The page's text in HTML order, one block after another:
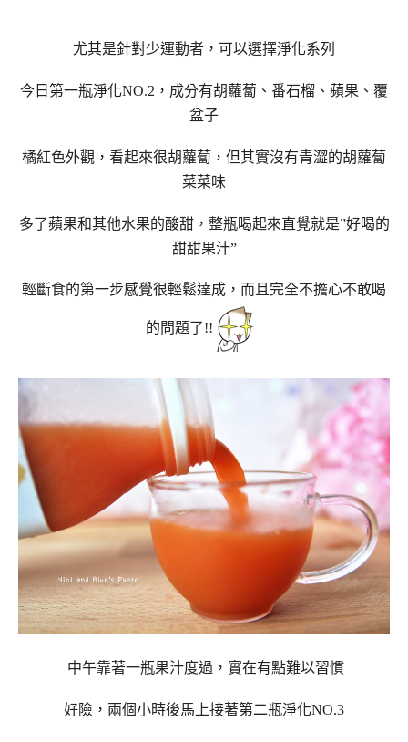
尤其是針對少運動者，可以選擇淨化系列
今日第一瓶淨化NO.2，成分有胡蘿蔔、番石榴、蘋果、覆
盆子
橘紅色外觀，看起來很胡蘿蔔，但其實沒有青澀的胡蘿蔔
菜菜味
多了蘋果和其他水果的酸甜，整瓶喝起來直覺就是”好喝的
甜甜果汁”
輕斷食的第一步感覺很輕鬆達成，而且完全不擔心不敢喝
的問題了!!
中午靠著一瓶果汁度過，實在有點難以習慣
好險，兩個小時後馬上接著第二瓶淨化NO.3